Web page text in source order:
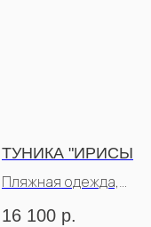
ТУНИКА "ИРИСЫ"
Пляжная одежда,
16 100 р.